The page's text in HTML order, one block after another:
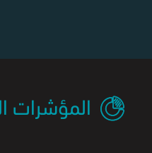
المؤشرات